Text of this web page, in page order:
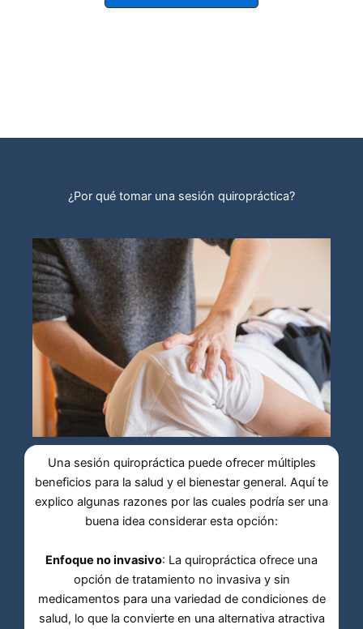
¿Por qué tomar una sesión quiropráctica?
Una sesión quiropráctica puede ofrecer múltiples
beneficios para la salud y el bienestar general. Aquí te
explico algunas razones por las cuales podría ser una
buena idea considerar esta opción:
Enfoque no invasivo: La quiropráctica ofrece una
opción de tratamiento no invasiva y sin
medicamentos para una variedad de condiciones de
salud, lo que la convierte en una alternativa atractiva